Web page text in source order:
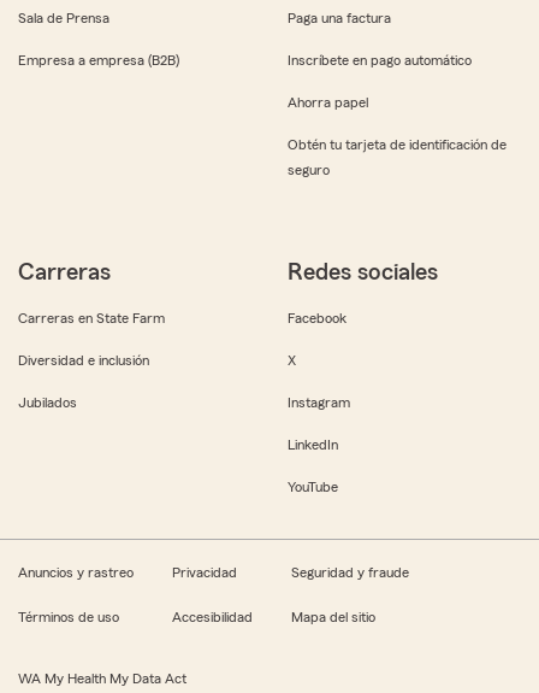
Sala de Prensa
Empresa a empresa (B2B)
Paga una factura
Inscríbete en pago automático
Ahorra papel
Obtén tu tarjeta de identificación de
seguro
Carreras
Carreras en State Farm
Diversidad e inclusión
Jubilados
Redes sociales
Facebook
X
Instagram
LinkedIn
YouTube
Anuncios y rastreo Privacidad Seguridad y fraude
Términos de uso Accesibilidad Mapa del sitio
WA My Health My Data Act